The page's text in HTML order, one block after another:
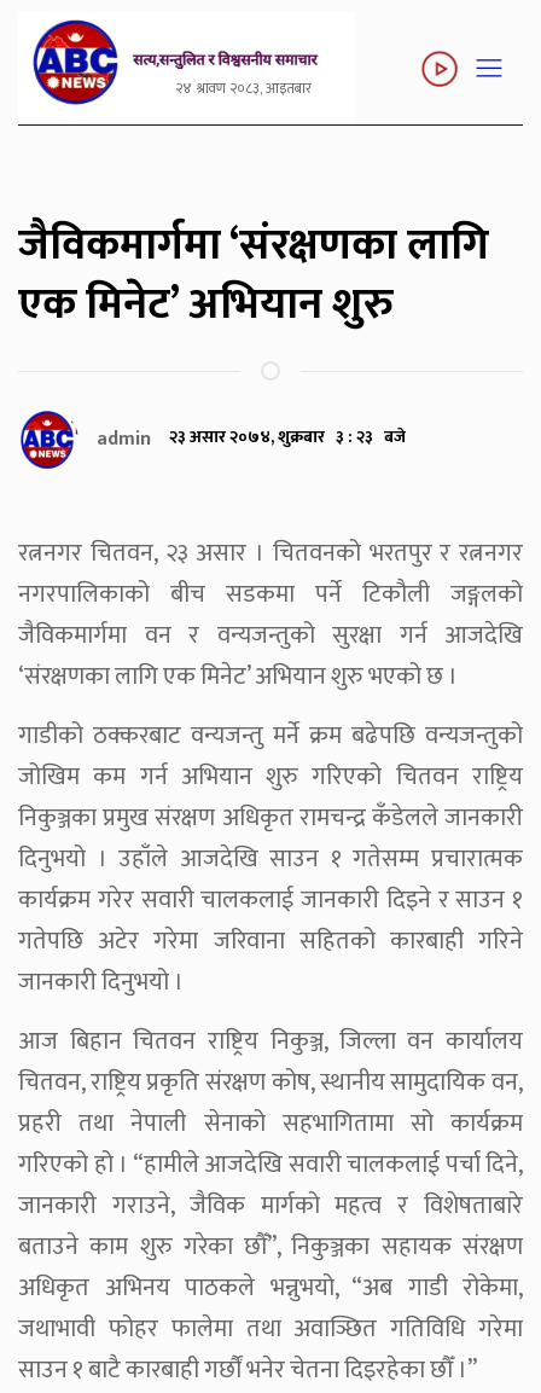
२४ श्रावण २०८३, आइतबार
जैविकमार्गमा ‘संरक्षणका लागि
एक मिनेट’ अभियान शुरु
admin २३ असार २०७४, शुक्रबार ३ : २३ बजे
रत्ननगर चितवन, २३ असार । चितवनको भरतपुर र रत्ननगर
नगरपालिकाको बीच सडकमा पर्ने टिकौली जङ्गलको
जैविकमार्गमा वन र वन्यजन्तुको सुरक्षा गर्न आजदेखि
‘संरक्षणका लागि एक मिनेट’ अभियान शुरु भएको छ ।
गाडीको ठक्करबाट वन्यजन्तु मर्ने क्रम बढेपछि वन्यजन्तुको
जोखिम कम गर्न अभियान शुरु गरिएको चितवन राष्ट्रिय
निकुञ्जका प्रमुख संरक्षण अधिकृत रामचन्द्र कँडेलले जानकारी
दिनुभयो । उहाँले आजदेखि साउन १ गतेसम्म प्रचारात्मक
कार्यक्रम गरेर सवारी चालकलाई जानकारी दिइने र साउन १
गतेपछि अटेर गरेमा जरिवाना सहितको कारबाही गरिने
जानकारी दिनुभयो ।
आज बिहान चितवन राष्ट्रिय निकुञ्ज, जिल्ला वन कार्यालय
चितवन, राष्ट्रिय प्रकृति संरक्षण कोष, स्थानीय सामुदायिक वन,
प्रहरी तथा नेपाली सेनाको सहभागितामा सो कार्यक्रम
गरिएको हो । “हामीले आजदेखि सवारी चालकलाई पर्चा दिने,
जानकारी गराउने, जैविक मार्गको महत्व र विशेषताबारे
बताउने काम शुरु गरेका छौँ”, निकुञ्जका सहायक संरक्षण
अधिकृत अभिनय पाठकले भन्नुभयो, “अब गाडी रोकेमा,
जथाभावी फोहर फालेमा तथा अवाञ्छित गतिविधि गरेमा
साउन १ बाटै कारबाही गर्छौं भनेर चेतना दिइरहेका छौँ ।”